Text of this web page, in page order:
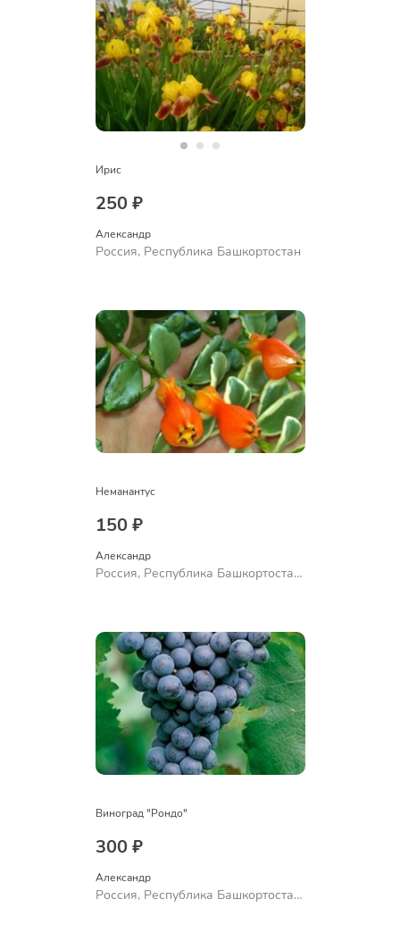
Ирис
250 ₽
Александр
Россия, Республика Башкортостан
Неманантус
150 ₽
Александр
Россия, Республика Башкортостан,
Виноград "Рондо"
300 ₽
Александр
Россия, Республика Башкортостан,